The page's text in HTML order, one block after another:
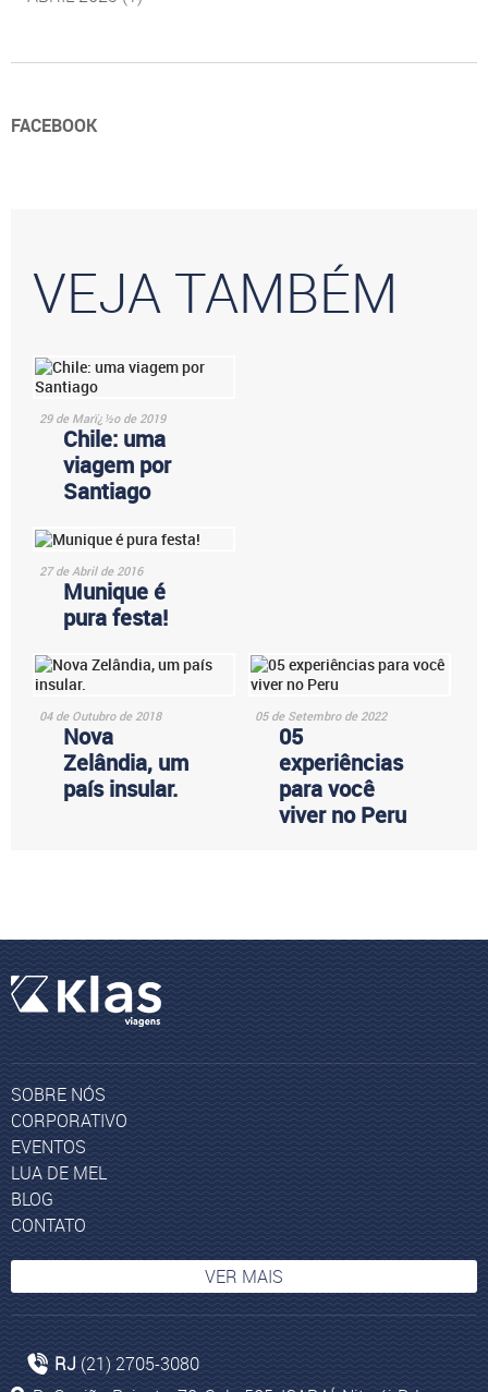
FACEBOOK
VEJA TAMBÉM
29 de Marï¿½o de 2019
Chile: uma
viagem por
Santiago
27 de Abril de 2016
Munique é
pura festa!
04 de Outubro de 2018
Nova
Zelândia, um
país insular.
05 de Setembro de 2022
05
experiências
para você
viver no Peru
SOBRE NÓS
CORPORATIVO
EVENTOS
LUA DE MEL
BLOG
CONTATO
VER MAIS
Experiência Yacht Club
RJ (21) 2705-3080